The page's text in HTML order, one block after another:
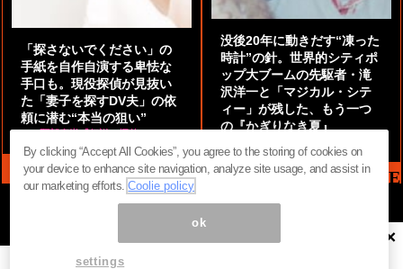
「探さないでください」の
手紙を自作自演する卑怯な
手口も。現役探偵が見抜い
た「妻子を探すDV夫」の依
頼に潜む“本当の狙い”
by 阿部泰尚『伝説の探偵』
没後20年に動きだす“凍った
時計”の針。世界的シティポ
ップ大ブームの先駆者・滝
沢洋一と「マジカル・シテ
ィー」が残した、もう一つ
の『かぎりなき夏』
MAG2 NEWS HEADLINE
ページ内の商標は全て商標権者に属します。無断転載を禁じます。 ©
まぐまぐ！
×
By clicking “Accept All Cookies”, you agree to the storing of cookies on
your device to enhance site navigation, analyze site usage, and assist in
our marketing efforts.Coolie policy
ok
settings